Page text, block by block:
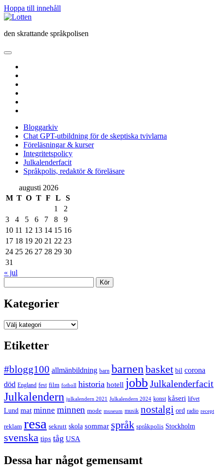
Hoppa till innehåll
Lotten
den skrattande språkpolisen
öppna
meny
Bloggarkiv
Chat GPT-utbildning för de skeptiska tvivlarna
Föreläsningar & kurser
Integritetspolicy
Julkalenderfacit
Språkpolis, redaktör & föreläsare
Sidopanel
augusti 2026
M T O T F L
S
1
2
3
4 5 6 7 8
9
10 11 12 13 14 15 16
17 18 19 20 21 22 23
24 25 26 27 28 29 30
31
« jul
Kategorier
Kategorier
Etiketter
#blogg100 allmänbildning barn barnen basket bil corona
död England fest film fotboll historia hotell jobb Julkalenderfacit
Julkalendern julkalendern 2021 Julkalendern 2024 konst kåseri lifvet
Lund mat minne minnen mode museum musik nostalgi ord radio recept
reklam resa sekrutt skola sommar språk språkpolis Stockholm
svenska tips tåg USA
Dessa har något gemensamt